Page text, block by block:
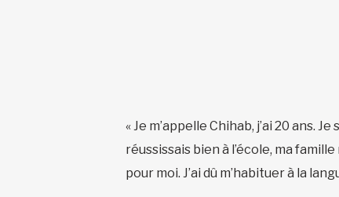
« Je m’appelle Chihab, j’ai 20 ans.
réussissais bien à l’école, ma
pour moi. J’ai dû m’habituer à la